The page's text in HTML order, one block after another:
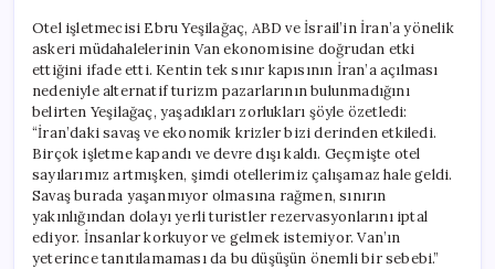
Otel işletmecisi Ebru Yeşilağaç, ABD ve İsrail’in İran’a yönelik
askeri müdahalelerinin Van ekonomisine doğrudan etki
ettiğini ifade etti. Kentin tek sınır kapısının İran’a açılması
nedeniyle alternatif turizm pazarlarının bulunmadığını
belirten Yeşilağaç, yaşadıkları zorlukları şöyle özetledi:
“İran’daki savaş ve ekonomik krizler bizi derinden etkiledi.
Birçok işletme kapandı ve devre dışı kaldı. Geçmişte otel
sayılarımız artmışken, şimdi otellerimiz çalışamaz hale geldi.
Savaş burada yaşanmıyor olmasına rağmen, sınırın
yakınlığından dolayı yerli turistler rezervasyonlarını iptal
ediyor. İnsanlar korkuyor ve gelmek istemiyor. Van’ın
yeterince tanıtılamaması da bu düşüşün önemli bir sebebi.”